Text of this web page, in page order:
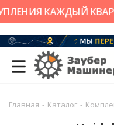
КАЖДЫЙ
Главная - Каталог -